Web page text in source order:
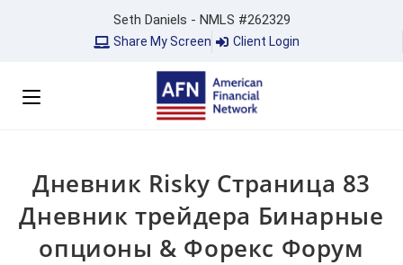
Seth Daniels - NMLS #262329
Share My Screen Client Login
Дневник Risky Страница 83
Дневник трейдера Бинарные
опционы & Форекс Форум